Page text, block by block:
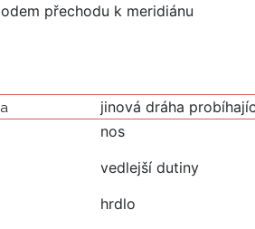
přechodu k meridiánu
jinová dráha
nos
vedlejší dutiny
hrdlo